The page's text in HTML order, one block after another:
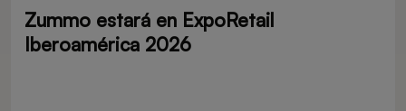
Zummo estará en ExpoRetail
Iberoamérica 2026